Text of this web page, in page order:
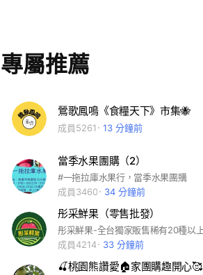
專屬推薦
鶯歌鳳鳴《食糧天下》市集🐝
成員5261 13 分鐘前
當季水果團購（2）
#一拖拉庫水果行，當季水果團購
成員3460
34 分鐘前
彤采鮮果（零售批發）
成員4214
33 分鐘前
🍒桃園熊讚愛🏠家團購趣開心🥰